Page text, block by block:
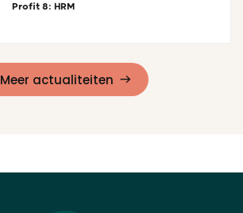
Profit 8: HRM
Meer actualiteiten